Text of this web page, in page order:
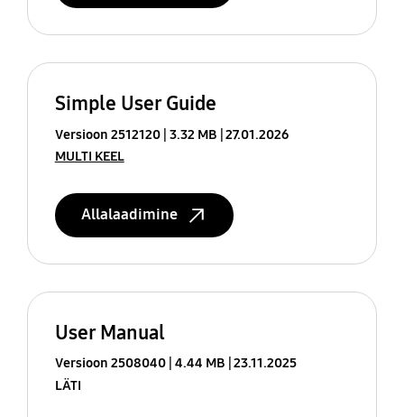
Simple User Guide
Versioon 2512120 3.32 MB 27.01.2026
MULTI KEEL
Allalaadimine
User Manual
Versioon 2508040 4.44 MB 23.11.2025
LÄTI